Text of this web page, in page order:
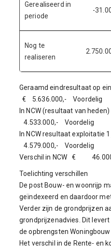
Gerealiseerd in
periode
-
Nog te
realiseren
Geraamd eindresultaat op
€ 5.636.000,- Voordelig
In NCW (resultaat van
4.533.000,- Voordelig
In NCW resultaat exploitatie
4.579.000,- Voordelig
Verschil in NCW €
Toelichting verschillen
De post Bouw- en woonrijp
geïndexeerd en daardoor
Verder zijn de grondprijzen
grondprijzenadvies. Dit
de opbrengsten Woningbouw
Het verschil in de Rente- en